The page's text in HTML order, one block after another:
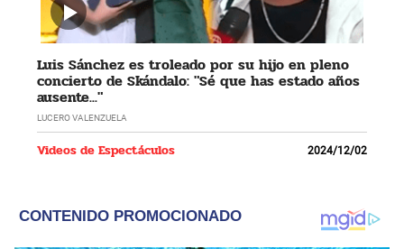
Luis Sánchez es troleado por su hijo en pleno
concierto de Skándalo: "Sé que has estado años
ausente..."
LUCERO VALENZUELA
Videos de Espectáculos 2024/12/02